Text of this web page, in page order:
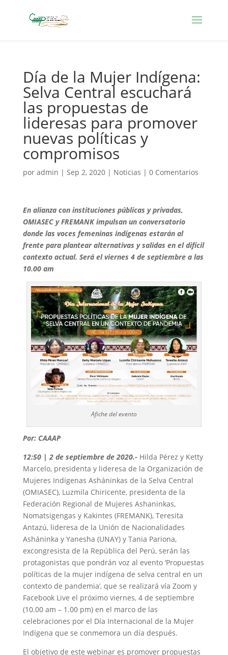
Día de la Mujer Indígena:
Selva Central escuchará
las propuestas de
lideresas para promover
nuevas políticas y
compromisos
por admin | Sep 2, 2020| Noticias | 0 Comentarios
En alianza con instituciones públicas y privadas,
OMIASEC y FREMANK impulsan un conversatorio
donde las voces femeninas indígenas estarán al
frente para plantear alternativas y salidas en el difícil
contexto actual. Será el viernes 4 de septiembre a las
10.00 am
Afiche del evento
Por: CAAAP
12:50 | 2 de septiembre de 2020.- Hilda Pérez y Ketty
Marcelo, presidenta y lideresa de la Organización de
Mujeres Indígenas Asháninkas de la Selva Central
(OMIASEC), Luzmila Chiricente, presidenta de la
Federación Regional de Mujeres Ashaninkas,
Nomatsigengas y Kakintes (FREMANK), Teresita
Antazú, lideresa de la Unión de Nacionalidades
Asháninka y Yanesha (UNAY) y Tania Pariona,
excongresista de la República del Perú, serán las
protagonistas que pondrán voz al evento ‘Propuestas
políticas de la mujer indígena de selva central en un
contexto de pandemia’, que se realizará vía Zoom y
Facebook Live el próximo viernes, 4 de septiembre
(10.00 am – 1.00 pm) en el marco de las
celebraciones por el Día Internacional de la Mujer
Indígena que se conmemora un día después.
El objetivo de este webinar es promover propuestas